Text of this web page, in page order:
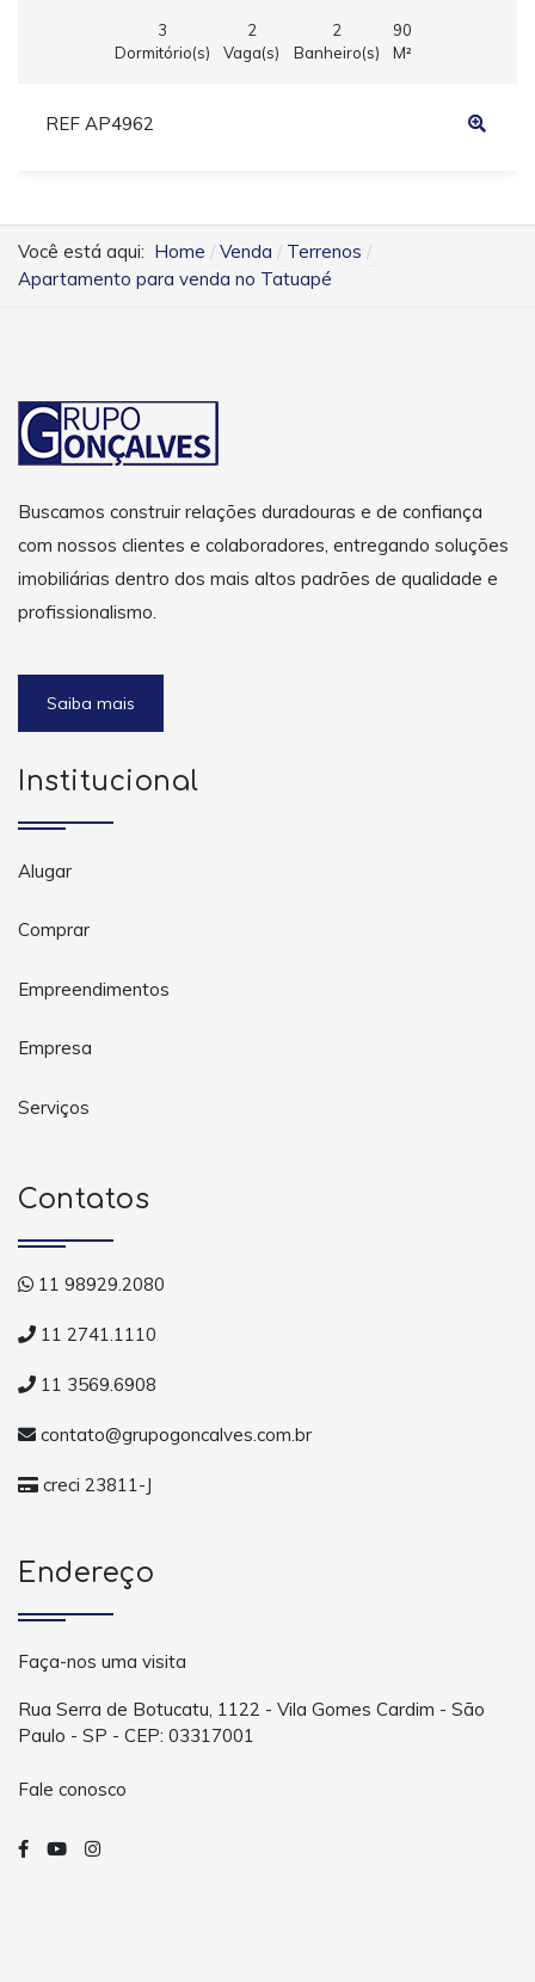
3
Dormitório(s)
2
Vaga(s)
2
Banheiro(s)
90
M²
REF AP4962
Você está aqui: Home Venda
Terrenos
Apartamento para venda no Tatuapé
Buscamos construir relações duradouras e de confiança
com nossos clientes e colaboradores, entregando soluções
imobiliárias dentro dos mais altos padrões de qualidade e
profissionalismo.
Saiba mais
Institucional
Alugar
Comprar
Empreendimentos
Empresa
Serviços
Contatos
11 98929.2080
11 2741.1110
11 3569.6908
contato@grupogoncalves.com.br
creci 23811-J
Endereço
Faça-nos uma visita
Rua Serra de Botucatu, 1122 - Vila Gomes Cardim - São
Paulo - SP - CEP: 03317001
Fale conosco